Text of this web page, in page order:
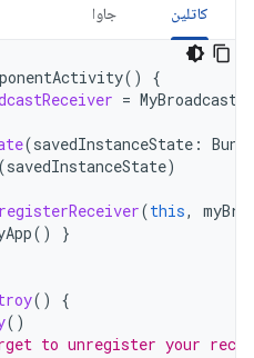
کاتلین جاوا
()
{
=
(savedInstanceState :
(savedInstanceState)
registerReceiver(this,
()
}
()
{
()
to unregister your